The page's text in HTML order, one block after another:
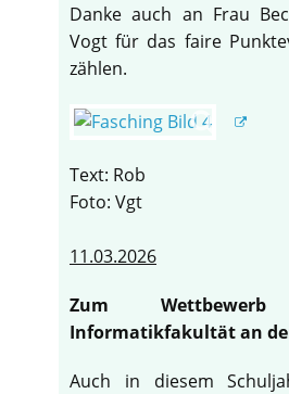
Danke auch an Frau
Vogt für das faire
zählen.
Text: Rob
Foto: Vgt
11.03.2026
Zum
Informatikfakultät an
Auch in diesem